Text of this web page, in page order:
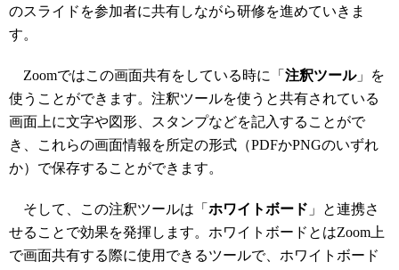
のスライドを参加者に共有しながら研修を進めていきま
す。
Zoomではこの画面共有をしている時に「 注釈ツール」を
使うことができます。注釈ツールを使うと共有されている
画面上に文字や図形、スタンプなどを記入することがで
き、これらの画面情報を所定の形式（PDFかPNGのいずれ
か）で保存することができます。
そして、この注釈ツールは「 ホワイトボード 」と連携さ
せることで効果を発揮します。ホワイトボードとはZoom上
で画面共有する際に使用できるツールで、ホワイトボード